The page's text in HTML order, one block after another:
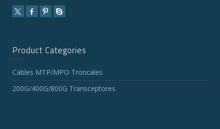
Product Categories
Cables MTP/MPO Troncales
200G/400G/800G Transceptores